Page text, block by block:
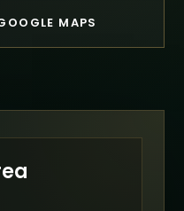
MAPS